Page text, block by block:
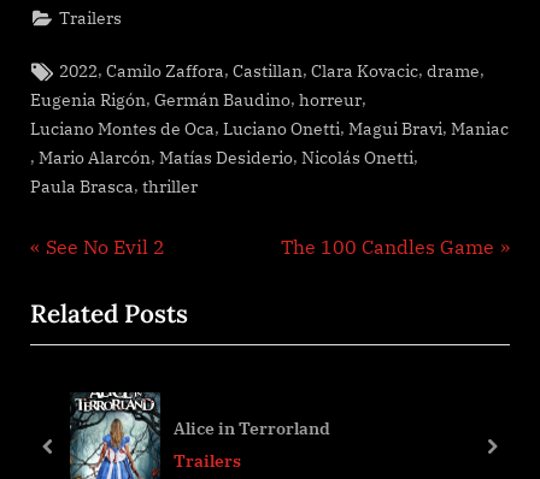
Trailers
Tags:
2022,Camilo Zaffora,Castillan,Clara Kovacic,drame,
Eugenia Rigón, Germán Baudino, horreur,
Luciano Montes de Oca, Luciano Onetti, Magui Bravi, Maniac
, Mario Alarcón, Matías Desiderio, Nicolás Onetti,
Paula Brasca, thriller
Navigation
de
l’article
P
e
v
u
See No Evil 2
N
t
The 100 Candles Game
Related Posts
Alice in Terrorland
Trailers
prev next